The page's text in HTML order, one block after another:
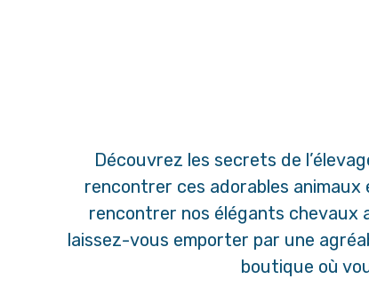
Découvrez les secrets de
rencontrer ces adorables animaux
rencontrer nos élégants chevaux
laissez-vous emporter par une
boutique où